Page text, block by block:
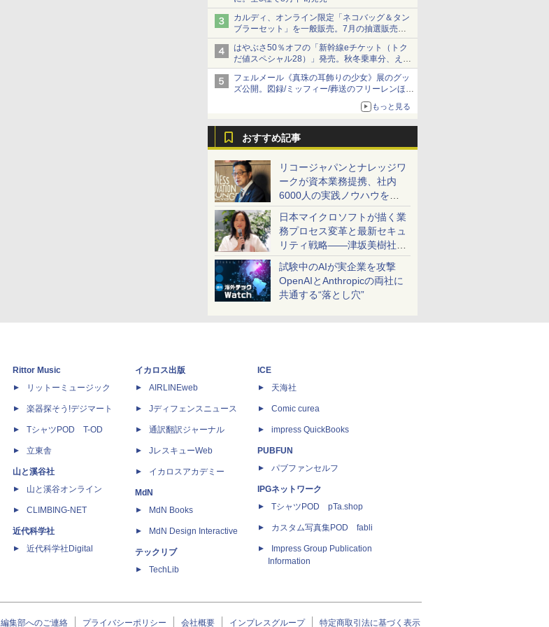
カルディ、オンライン限定「ネコバッグ＆タン
ブラーセット」を一般販売。7月の抽選販売の
当選無効分
はやぶさ50％オフの「新幹線eチケット（トク
だ値スペシャル28）」発売。秋冬乗車分、えき
ねっと限定
フェルメール《真珠の耳飾りの少女》展のグッ
ズ公開。図録/ミッフィー/葬送のフリーレンほ
もっと見る
おすすめ記事
リコージャパンとナレッジワ
ークが資本業務提携、社内
6000人の実践ノウハウを生
かした「AI商談記録 for
RICOH」を展開へ
日本マイクロソフトが描く業
務プロセス変革と最新セキュ
リティ戦略――津坂美樹社長
が2027年度戦略を説明
試験中のAIが実企業を攻撃
OpenAIとAnthropicの両社に
共通する“落とし穴”
Rittor Music
リットーミュージック
楽器探そう!デジマート
TシャツPOD T-OD
立東舎
山と溪谷社
山と溪谷オンライン
CLIMBING-NET
近代科学社
近代科学社Digital
イカロス出版
AIRLINEweb
Jディフェンスニュース
通訳翻訳ジャーナル
JレスキューWeb
イカロスアカデミー
MdN
MdN Books
MdN Design Interactive
テックリブ
TechLib
ICE
天海社
Comic curea
impress QuickBooks
PUBFUN
パブファンセルフ
IPGネットワーク
TシャツPOD pTa.shop
カスタム写真集POD fabli
Impress Group Publication
Information
編集部へのご連絡 プライバシーポリシー 会社概要 インプレスグループ 特定商取引法に基づく表示